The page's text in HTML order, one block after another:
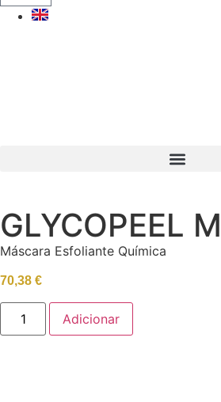
GLYCOPEEL
Máscara Esfoliante Química
70,38 €
Adicionar